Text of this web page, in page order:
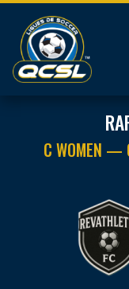
C WOMEN